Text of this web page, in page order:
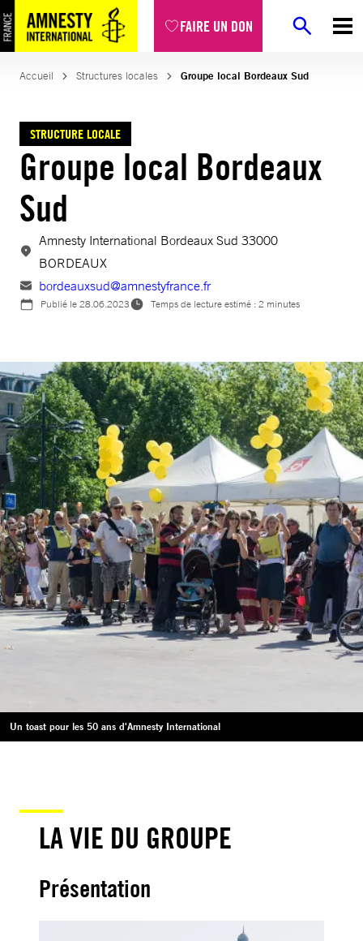
FAIRE UN DON
Aller
au
contenu
Accueil Structures locales Groupe local Bordeaux Sud
STRUCTURE LOCALE
Groupe local Bordeaux
Sud
Amnesty International Bordeaux Sud 33000
BORDEAUX
bordeauxsud@amnestyfrance.fr
Publié le28.06.2023 Temps de lecture estimé : 2 minutes
Un toast pour les 50 ans d'Amnesty International
LA VIE DU GROUPE
Présentation